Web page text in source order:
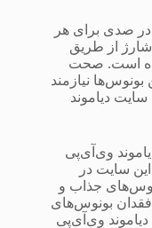
در صدی برای هر
از طریق
است. صحت
بونوس‌ها نیازمند
دیاموند
وی‌آی‌پی
سایت در
جذاب و
فقدان بونوس‌های
وی‌آی‌پی